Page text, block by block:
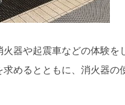
器や起震車などの体験を
めるとともに、消火器